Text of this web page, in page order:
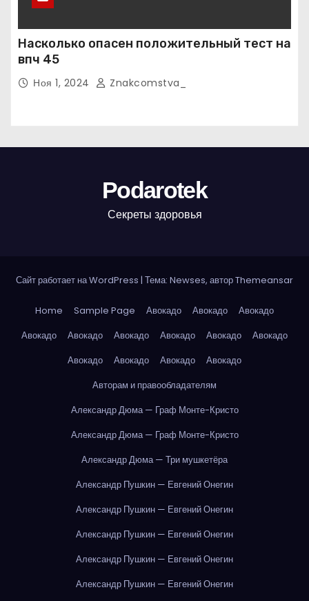
Насколько опасен положительный тест на
впч 45
Ноя 1, 2024 Znakcomstva_
Podarotek
Секреты здоровья
Сайт работает на WordPress | Тема: Newses, авторThemeansar
Home Sample Page Авокадо Авокадо
Авокадо
Авокадо
Авокадо Авокадо Авокадо Авокадо
Авокадо
Авокадо
Авокадо Авокадо
Авокадо
Авторам и правообладателям
Александр Дюма — Граф Монте-Кристо
Александр Дюма — Граф Монте-Кристо
Александр Дюма — Три мушкетёра
Александр Пушкин — Евгений Онегин
Александр Пушкин — Евгений Онегин
Александр Пушкин — Евгений Онегин
Александр Пушкин — Евгений Онегин
Александр Пушкин — Евгений Онегин